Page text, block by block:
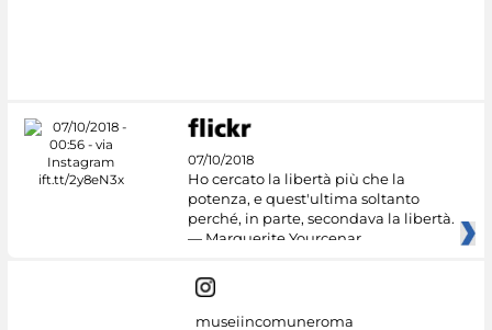
07/10/2018
Ho cercato la libertà più che la
potenza, e quest'ultima soltanto
perché, in parte, secondava la libertà.
— Marguerite Yourcenar
museiincomuneroma